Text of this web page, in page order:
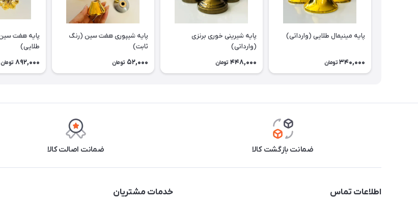
پایه مینیمال طلایی (وارداتی)
340,000 تومان
پایه شیرینی خوری برنزی
(وارداتی)
448,000 تومان
پایه شیپوری هفت سین (رنگ
ثابت)
52,000 تومان
طلایی)
892,000 تومان
ضمانت بازگشت کالا ضمانت اصالت کالا
اطلاعات تماس خدمات مشتریان